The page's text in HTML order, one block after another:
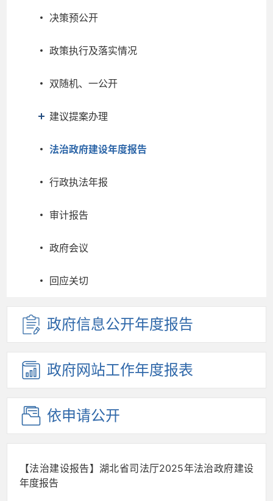
决策预公开
政策执行及落实情况
双随机、一公开
建议提案办理
法治政府建设年度报告
行政执法年报
审计报告
政府会议
回应关切
政府信息公开年度报告
政府网站工作年度报表
依申请公开
【法治建设报告】湖北省司法厅2025年法治政府建设
年度报告